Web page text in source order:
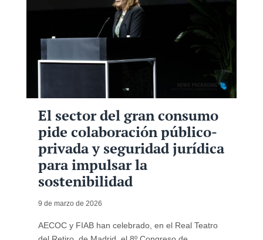
El sector del gran consumo
pide colaboración público-
privada y seguridad jurídica
para impulsar la
sostenibilidad
9 de marzo de 2026
AECOC y FIAB han celebrado, en el Real Teatro